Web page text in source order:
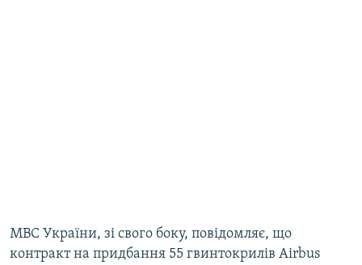
МВС України, зі свого боку, повідомляє, що
контракт на придбання 55 гвинтокрилів Airbus